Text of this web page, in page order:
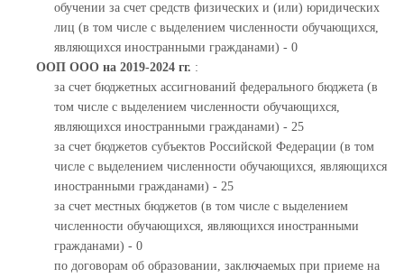
обучении за счет средств физических и (или) юридических
лиц (в том числе с выделением численности обучающихся,
являющихся иностранными гражданами) - 0
ООП ООО на 2019-2024 гг. :
за счет бюджетных ассигнований федерального бюджета (в
том числе с выделением численности обучающихся,
являющихся иностранными гражданами) - 25
за счет бюджетов субъектов Российской Федерации (в том
числе с выделением численности обучающихся, являющихся
иностранными гражданами) - 25
за счет местных бюджетов (в том числе с выделением
численности обучающихся, являющихся иностранными
гражданами) - 0
по договорам об образовании, заключаемых при приеме на